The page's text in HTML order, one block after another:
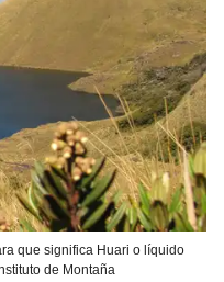
que significa Huari o líquido
de Montaña